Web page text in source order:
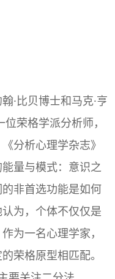
·比贝博士和马克·亨
荣格学派分析师，
分析心理学杂志》
量与模式：意识之
非首选功能是如何
为，个体不仅仅是
为一名心理学家，
荣格原型相匹配。